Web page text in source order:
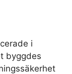
i
byggdes